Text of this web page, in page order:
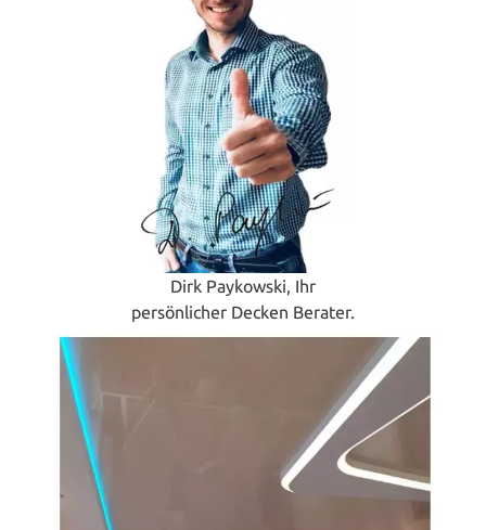
Dirk Paykowski, Ihr
persönlicher Decken Berater.